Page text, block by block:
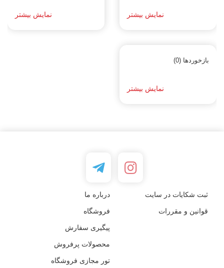
نمایش بیشتر نمایش بیشتر
بازخوردها (0)
نمایش بیشتر
ثبت شکایات در سایت درباره ما
قوانین و مقررات فروشگاه
پیگیری سفارش
محصولات پرفروش
تور مجازی فروشگاه